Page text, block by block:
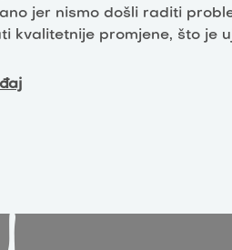
jer nismo došli raditi
kvalitetnije promjene, što je